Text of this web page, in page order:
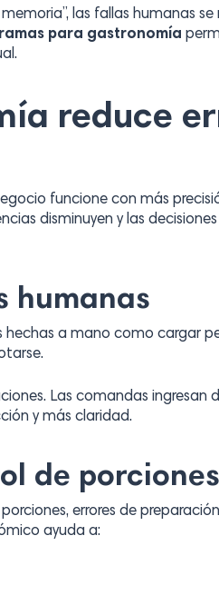
las fallas humanas
para gastronomía
reduce
funcione con más
disminuyen y las
humanas
hechas a mano como cargar
Las comandas ingresan
y más claridad.
de porciones
errores de
ayuda a: